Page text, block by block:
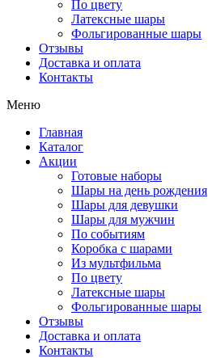
По цвету
Латексные шары
Фольгированные шары
Отзывы
Доставка и оплата
Контакты
Меню
Главная
Каталог
Акции
Готовые наборы
Шары на день рождения
Шары для девушки
Шары для мужчин
По событиям
Коробка с шарами
Из мультфильма
По цвету
Латексные шары
Фольгированные шары
Отзывы
Доставка и оплата
Контакты